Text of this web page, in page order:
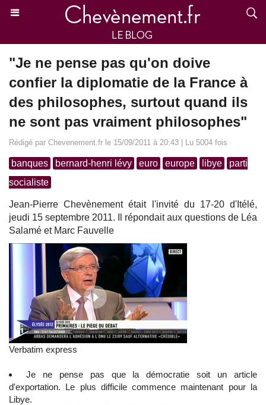
"Je ne pense pas qu'on doive
confier la diplomatie de la France à
des philosophes, surtout quand ils
ne sont pas vraiment philosophes"
Rédigé par Chevenement.fr le 15/09/2011 à 20:43 | Lu 5004 fois
banques bernard-henri lévy euro europe libye
parti
socialiste
Jean-Pierre Chevènement était l'invité du 17-20 d'Itélé,
jeudi 15 septembre 2011. Il répondait aux questions de Léa
Salamé et Marc Fauvelle
Verbatim express
Je ne pense pas que la démocratie soit un article
d'exportation. Le plus difficile commence maintenant pour la
Libye.